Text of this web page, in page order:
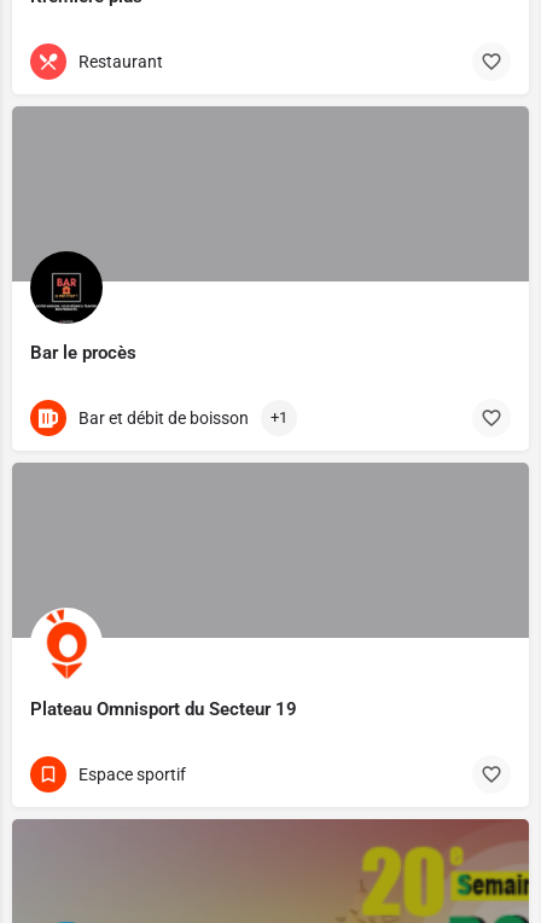
Restaurant
Bar le procès
Bar et débit de boisson +1
Plateau Omnisport du Secteur 19
Espace sportif